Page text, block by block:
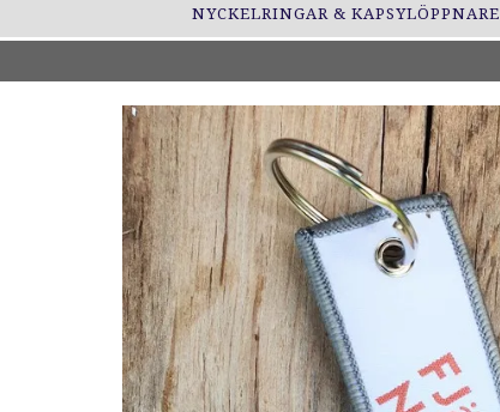
NYCKELRINGAR & KAPSYLÖPPNARE